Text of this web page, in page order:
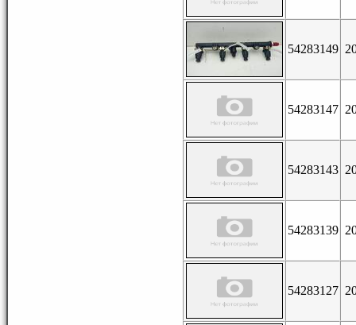
54283149
54283147
54283143
54283139
54283127